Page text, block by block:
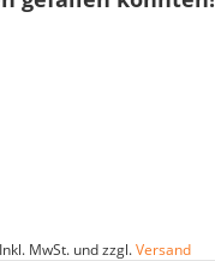
MwSt. und zzgl.Versand